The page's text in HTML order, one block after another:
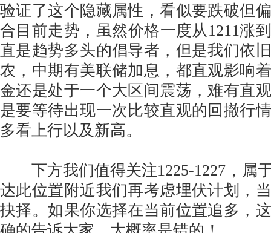
验证了这个隐藏属性，看似要跌破但
合目前走势，虽然价格一度从1211涨
直是趋势多头的倡导者，但是我们依
农，中期有美联储加息，都直观影响
金还是处于一个大区间震荡，难有直
是要等待出现一次比较直观的回撤行
多看上行以及新高。
下方我们值得关注1225-1227，属
达此位置附近我们再考虑埋伏计划，
抉择。如果你选择在当前位置追多，